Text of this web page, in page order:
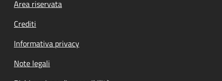
Footer menu
Area riservata
Crediti
Informativa privacy
Note legali